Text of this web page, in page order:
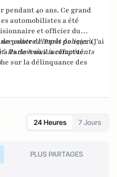
40 ans. Ce grand
automobilistes a été
et officier du
police de Paris de 1992 à
à Paris 8 où il a effectué
sur la délinquance des
contre l'impôt policier(J'ai
ils devenus incompétents
24 Heures 7 Jours
PLUS PARTAGES